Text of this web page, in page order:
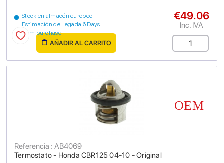
Stock en almacén europeo
Estimación de llegada 6 Days
from purchase
€49.06
Inc. IVA
AÑADIR AL CARRITO
Termostato - Honda CBR125 04-10 - Original
Referencia : AB4069